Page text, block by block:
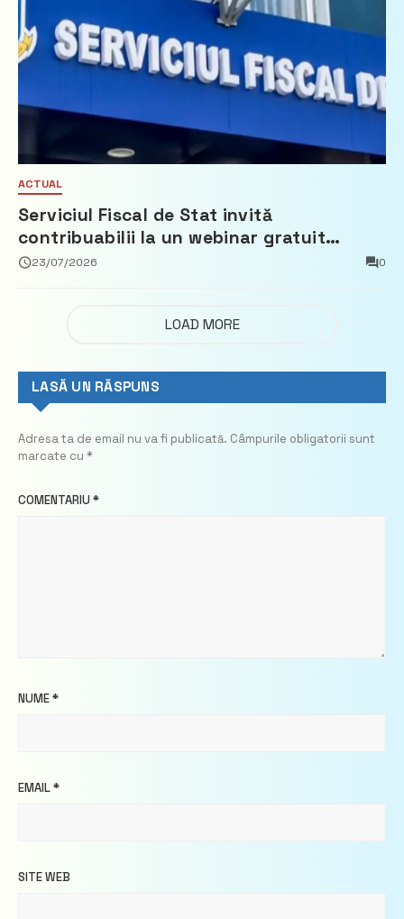
ACTUAL
Serviciul Fiscal de Stat invită
contribuabilii la un webinar gratuit
privind calculul impozitului pe bunurile
23/07/2026 0
LOAD MORE
LASĂ UN RĂSPUNS
Adresa ta de email nu va fi publicată. Câmpurile obligatorii sunt
marcate cu *
COMENTARIU *
NUME*
EMAIL*
SITE WEB